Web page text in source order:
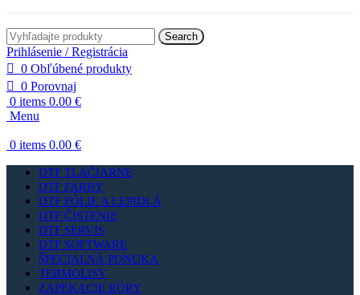
Search
Prihlásenie / Registrácia
0 Obľúbené produkty
0 Porovnaj
0 items 0.00 €
Menu
0 items 0.00 €
DTF TLAČIARNE
DTF FARBY
DTF FÓLIE A LEPIDLÁ
DTF ČISTENIE
DTF SERVIS
DTF SOFTWARE
ŠPECIALNÁ PONUKA
TERMOLISY
ZAPEKACIE RÚRY